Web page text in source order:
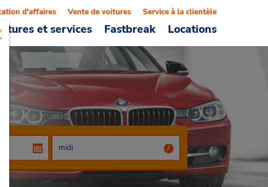
et services Fastbreak Locations
d'affaires Vente de voitures Service à la clientèle